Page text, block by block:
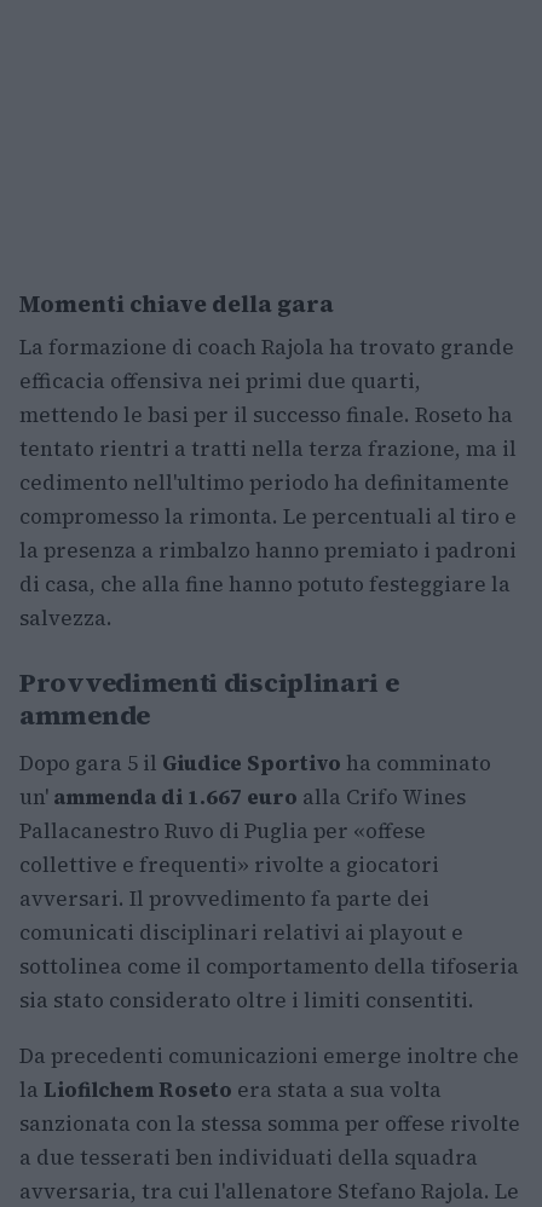
Momenti chiave della gara
La formazione di coach Rajola ha trovato grande
efficacia offensiva nei primi due quarti,
mettendo le basi per il successo finale. Roseto ha
tentato rientri a tratti nella terza frazione, ma il
cedimento nell'ultimo periodo ha definitamente
compromesso la rimonta. Le percentuali al tiro e
la presenza a rimbalzo hanno premiato i padroni
di casa, che alla fine hanno potuto festeggiare la
salvezza.
Provvedimenti disciplinari e
ammende
Dopo gara 5 il Giudice Sportivo ha comminato
un' ammenda di 1.667 euro alla Crifo Wines
Pallacanestro Ruvo di Puglia per «offese
collettive e frequenti» rivolte a giocatori
avversari. Il provvedimento fa parte dei
comunicati disciplinari relativi ai playout e
sottolinea come il comportamento della tifoseria
sia stato considerato oltre i limiti consentiti.
Da precedenti comunicazioni emerge inoltre che
la Liofilchem Roseto era stata a sua volta
sanzionata con la stessa somma per offese rivolte
a due tesserati ben individuati della squadra
avversaria, tra cui l'allenatore Stefano Rajola. Le